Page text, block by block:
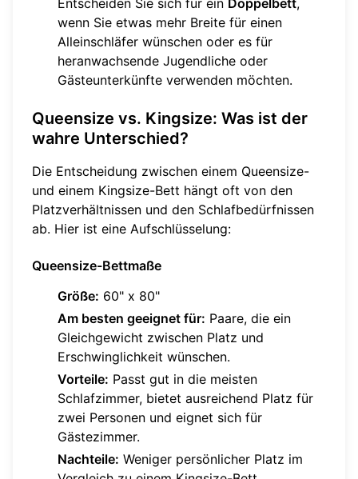
wenn Sie etwas mehr Breite für einen
Alleinschläfer wünschen oder es für
heranwachsende Jugendliche oder
Gästeunterkünfte verwenden möchten.
Queensize vs. Kingsize: Was ist der
wahre Unterschied?
Die Entscheidung zwischen einem Queensize-
und einem Kingsize-Bett hängt oft von den
Platzverhältnissen und den Schlafbedürfnissen
ab. Hier ist eine Aufschlüsselung:
Queensize-Bettmaße
Größe: 60" x 80"
Am besten geeignet für: Paare, die ein
Gleichgewicht zwischen Platz und
Erschwinglichkeit wünschen.
Vorteile: Passt gut in die meisten
Schlafzimmer, bietet ausreichend Platz für
zwei Personen und eignet sich für
Gästezimmer.
Nachteile: Weniger persönlicher Platz im